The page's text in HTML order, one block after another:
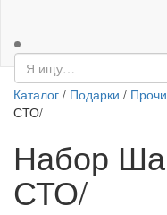
Каталог / Подарки /
СТО/
Набор
СТО/